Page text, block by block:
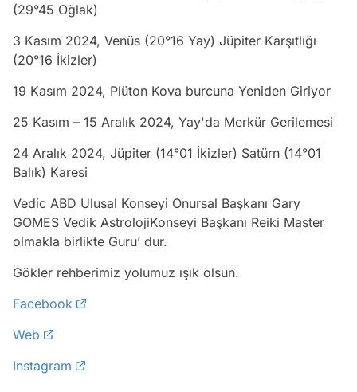
(29°45 Oğlak)
3 Kasım 2024, Venüs (20°16 Yay) Jüpiter Karşıtlığı
(20°16 İkizler)
19 Kasım 2024, Plüton Kova burcuna Yeniden Giriyor
25 Kasım – 15 Aralık 2024, Yay'da Merkür Gerilemesi
24 Aralık 2024, Jüpiter (14°01 İkizler) Satürn (14°01
Balık) Karesi
Vedic ABD Ulusal Konseyi Onursal Başkanı Gary
GOMES Vedik AstrolojiKonseyi Başkanı Reiki Master
olmakla birlikte Guru’ dur.
Gökler rehberimiz yolumuz ışık olsun.
Facebook
Web
Instagram